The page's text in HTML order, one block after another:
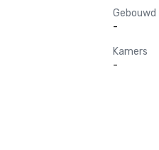
Gebouwd
-
Kamers
-